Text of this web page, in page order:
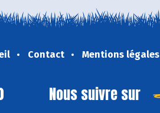
Contact Mentions légales
Nous suivre sur